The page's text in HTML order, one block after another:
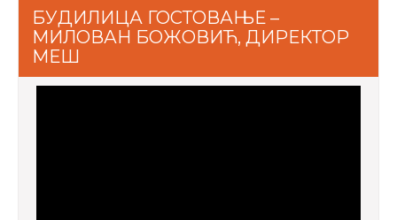
БУДИЛИЦА ГОСТОВАЊЕ –
МИЛОВАН БОЖОВИЋ, ДИРЕКТОР
МЕШ